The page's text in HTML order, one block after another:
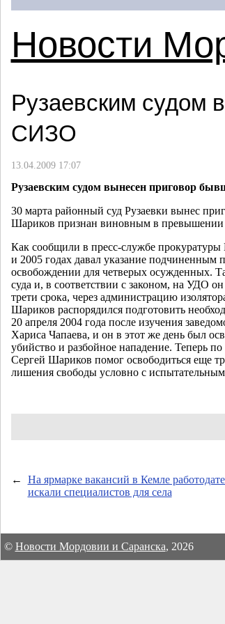
Новости
Рузаевским судом
СИЗО
13.04.2009 17:07
Рузаевским судом вынесен приговор
30 марта районный суд Рузаевки вынес
Шариков признан виновным в
Как сообщили в пресс-службе
и 2005 годах давал указание подчиненным
освобождении для четверых осужденных.
суда и, в соответствии с законом, на УДО
трети срока, через администрацию
Шариков распорядился подготовить
20 апреля 2004 года после изучения
Хариса Чапаева, и он в этот же день был
убийство и разбойное нападение. Теперь
Сергей Шариков помог освободиться еще
лишения свободы условно с
←
На ярмарке вакансий в Кемле
искали специалистов для села
© Новости Мордовии и Саранска, 2026